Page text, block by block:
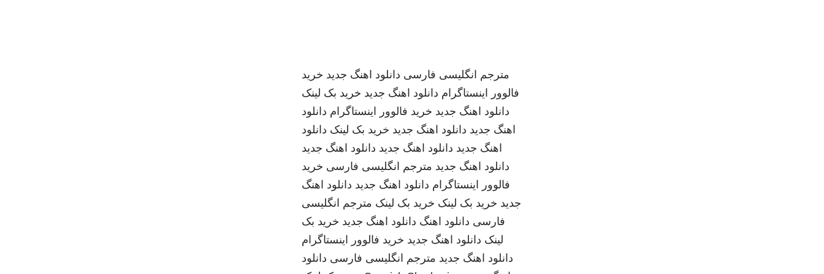
مترجم انگلیسی فارسی دانلود اهنگ جدید خرید
فالوور اینستاگرام دانلود اهنگ جدید خرید بک لینک
دانلود اهنگ جدید خرید فالوور اینستاگرام دانلود
اهنگ جدید دانلود اهنگ جدید خرید بک لینک دانلود
اهنگ جدید دانلود اهنگ جدید دانلود اهنگ جدید
دانلود اهنگ جدید مترجم انگلیسی فارسی خرید
فالوور اینستاگرام دانلود اهنگ جدید دانلود اهنگ
جدید خرید بک لینک خرید بک لینک مترجم انگلیسی
فارسی دانلود اهنگ دانلود اهنگ جدید خرید بک
لینک دانلود اهنگ جدید خرید فالوور اینستاگرام
دانلود اهنگ جدید مترجم انگلیسی فارسی دانلود